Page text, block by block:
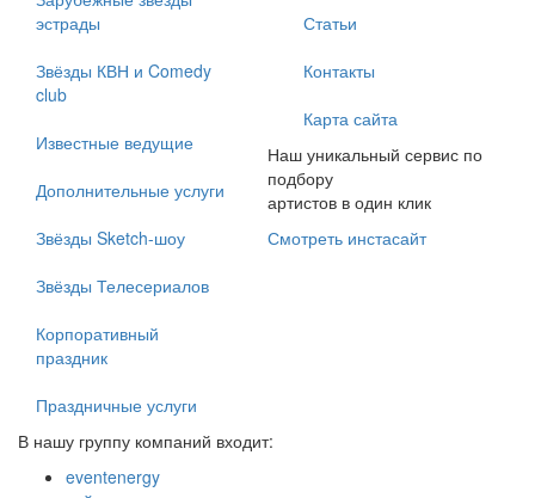
эстрады
Звёзды КВН и Comedy
club
Известные ведущие
Дополнительные услуги
Звёзды Sketch-шоу
Звёзды Телесериалов
Корпоративный
праздник
Праздничные услуги
Статьи
Контакты
Карта сайта
Наш уникальный сервис по
подбору
артистов в один клик
Смотреть инстасайт
В нашу группу компаний входит:
eventenergy